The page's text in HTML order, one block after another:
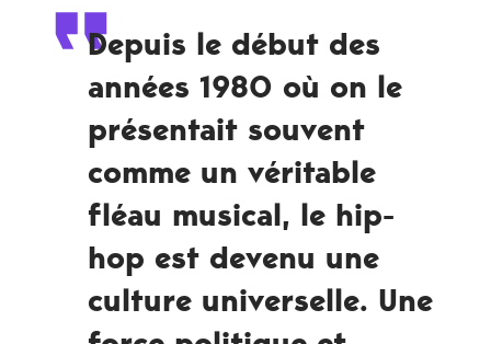
Depuis le début des
années 1980 où on le
présentait souvent
comme un véritable
fléau musical, le hip-
hop est devenu une
culture universelle. Une